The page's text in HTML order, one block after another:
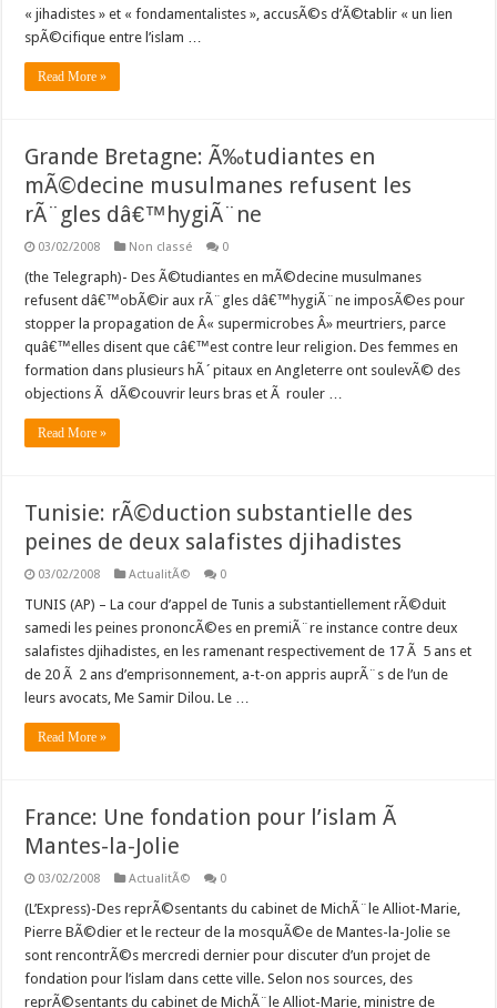
« jihadistes » et « fondamentalistes », accusÃ©s d’Ã©tablir « un lien
spÃ©cifique entre l’islam …
Read More »
Grande Bretagne: Ã‰tudiantes en
mÃ©decine musulmanes refusent les
rÃ¨gles dâ€™hygiÃ¨ne
03/02/2008 Non classé 0
(the Telegraph)- Des Ã©tudiantes en mÃ©decine musulmanes
refusent dâ€™obÃ©ir aux rÃ¨gles dâ€™hygiÃ¨ne imposÃ©es pour
stopper la propagation de Â« supermicrobes Â» meurtriers, parce
quâ€™elles disent que câ€™est contre leur religion. Des femmes en
formation dans plusieurs hÃ´pitaux en Angleterre ont soulevÃ© des
objections Ã dÃ©couvrir leurs bras et Ã rouler …
Read More »
Tunisie: rÃ©duction substantielle des
peines de deux salafistes djihadistes
03/02/2008 ActualitÃ© 0
TUNIS (AP) – La cour d’appel de Tunis a substantiellement rÃ©duit
samedi les peines prononcÃ©es en premiÃ¨re instance contre deux
salafistes djihadistes, en les ramenant respectivement de 17 Ã 5 ans et
de 20 Ã 2 ans d’emprisonnement, a-t-on appris auprÃ¨s de l’un de
leurs avocats, Me Samir Dilou. Le …
Read More »
France: Une fondation pour l’islam Ã
Mantes-la-Jolie
03/02/2008 ActualitÃ© 0
(L’Express)-Des reprÃ©sentants du cabinet de MichÃ¨le Alliot-Marie,
Pierre BÃ©dier et le recteur de la mosquÃ©e de Mantes-la-Jolie se
sont rencontrÃ©s mercredi dernier pour discuter d’un projet de
fondation pour l’islam dans cette ville. Selon nos sources, des
reprÃ©sentants du cabinet de MichÃ¨le Alliot-Marie, ministre de